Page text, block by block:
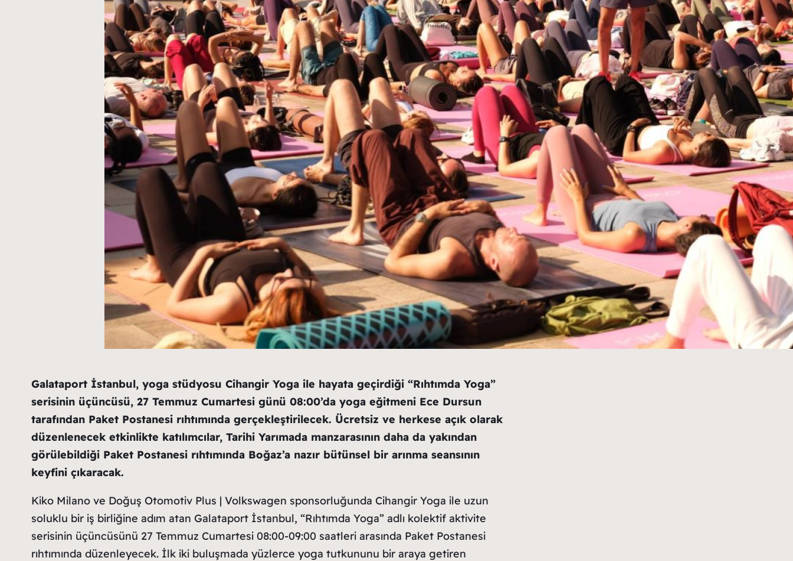
Galataport İstanbul, yoga stüdyosu Cihangir Yoga ile hayata geçirdiği “Rıhtımda Yoga”
serisinin üçüncüsü, 27 Temmuz Cumartesi günü 08:00’da yoga eğitmeni Ece Dursun
tarafından Paket Postanesi rıhtımında gerçekleştirilecek. Ücretsiz ve herkese açık olarak
düzenlenecek etkinlikte katılımcılar, Tarihi Yarımada manzarasının daha da yakından
görülebildiği Paket Postanesi rıhtımında Boğaz’a nazır bütünsel bir arınma seansının
keyfini çıkaracak.
Kiko Milano ve Doğuş Otomotiv Plus | Volkswagen sponsorluğunda Cihangir Yoga ile uzun
soluklu bir iş birliğine adım atan Galataport İstanbul, “Rıhtımda Yoga” adlı kolektif aktivite
serisinin üçüncüsünü 27 Temmuz Cumartesi 08:00-09:00 saatleri arasında Paket Postanesi
rıhtımında düzenleyecek. İlk iki buluşmada yüzlerce yoga tutkununu bir araya getiren